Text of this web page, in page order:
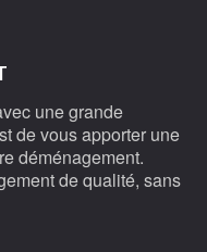
une grande
de vous apporter une
déménagement.
de qualité, sans